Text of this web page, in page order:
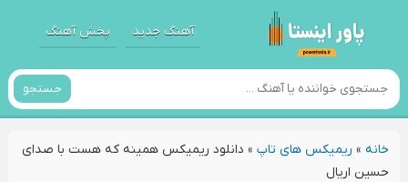
آهنگ جدید پخش آهنگ
جستجو
خانه» ریمیکس های تاپ» دانلود ریمیکس همینه که هست با صدای
حسین اریال